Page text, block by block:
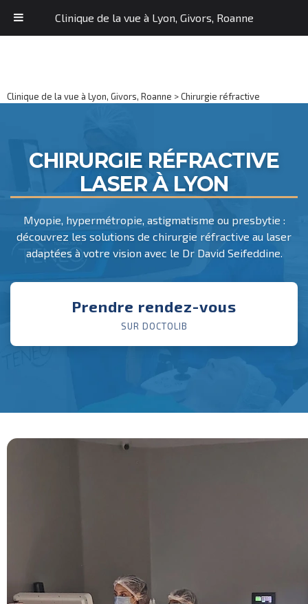
Clinique de la vue à Lyon, Givors, Roanne >Chirurgie réfractive
CHIRURGIE RÉFRACTIVE
LASER À LYON
Myopie, hypermétropie, astigmatisme ou presbytie :
découvrez les solutions de chirurgie réfractive au laser
adaptées à votre vision avec le Dr David Seifeddine.
Prendre rendez-vous
SUR DOCTOLIB
Clinique de la vue à Lyon, Givors, Roanne